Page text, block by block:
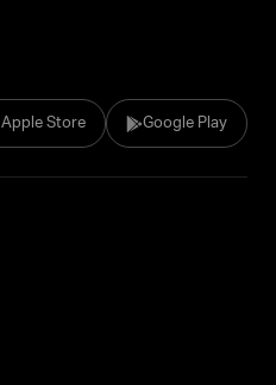
Apple Store Google Play